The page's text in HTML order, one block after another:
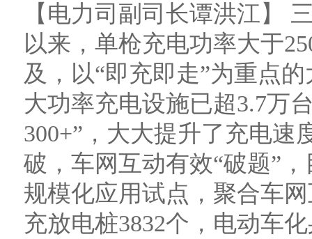
【电力司副司长谭洪江】
以来，单枪充电功率大于
及，以“即充即走”为重点
大功率充电设施已超3.7万
300+”，大大提升了充电速
破，车网互动有效“破题”
规模化应用试点，聚合车
充放电桩3832个，电动车